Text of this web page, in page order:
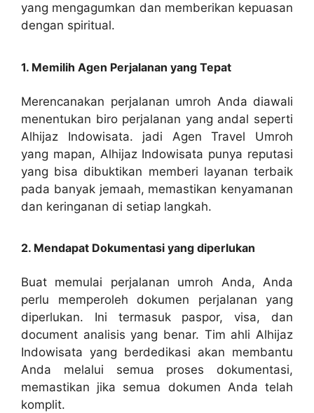
yang mengagumkan dan memberikan kepuasan
dengan spiritual.
1. Memilih Agen Perjalanan yang Tepat
Merencanakan perjalanan umroh Anda diawali
menentukan biro perjalanan yang andal seperti
Alhijaz Indowisata. jadi Agen Travel Umroh
yang mapan, Alhijaz Indowisata punya reputasi
yang bisa dibuktikan memberi layanan terbaik
pada banyak jemaah, memastikan kenyamanan
dan keringanan di setiap langkah.
2. Mendapat Dokumentasi yang diperlukan
Buat memulai perjalanan umroh Anda, Anda
perlu memperoleh dokumen perjalanan yang
diperlukan. Ini termasuk paspor, visa, dan
document analisis yang benar. Tim ahli Alhijaz
Indowisata yang berdedikasi akan membantu
Anda melalui semua proses dokumentasi,
memastikan jika semua dokumen Anda telah
komplit.